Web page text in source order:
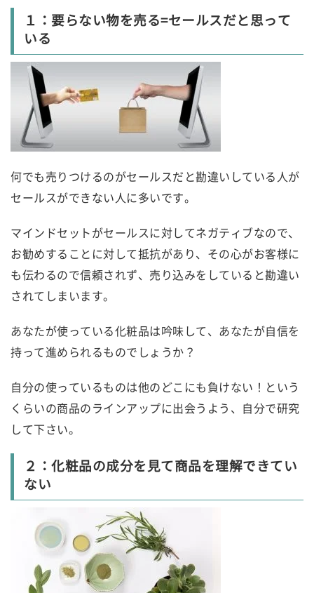
１：要らない物を売る=セールスだと思って
いる
何でも売りつけるのがセールスだと勘違いしている人が
セールスができない人に多いです。
マインドセットがセールスに対してネガティブなので、
お勧めすることに対して抵抗があり、その心がお客様に
も伝わるので信頼されず、売り込みをしていると勘違い
されてしまいます。
あなたが使っている化粧品は吟味して、あなたが自信を
持って進められるものでしょうか？
自分の使っているものは他のどこにも負けない！という
くらいの商品のラインアップに出会うよう、自分で研究
して下さい。
２：化粧品の成分を見て商品を理解できてい
ない